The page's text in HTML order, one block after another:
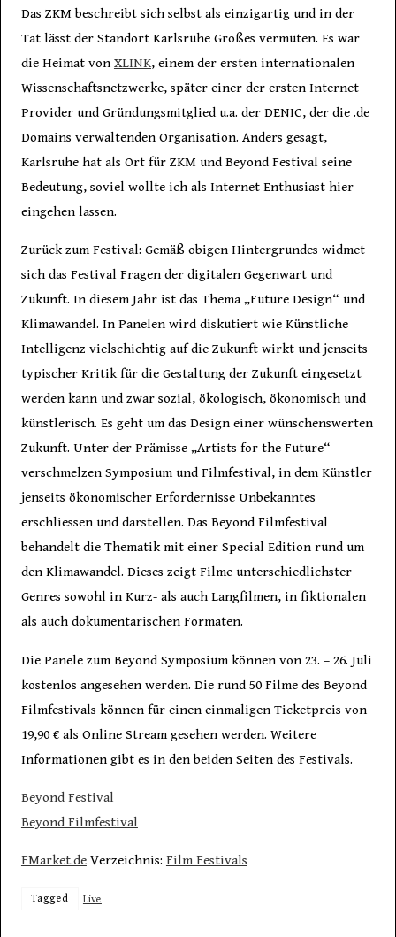
Das ZKM beschreibt sich selbst als einzigartig und in der
Tat lässt der Standort Karlsruhe Großes vermuten. Es war
die Heimat von XLINK, einem der ersten internationalen
Wissenschaftsnetzwerke, später einer der ersten Internet
Provider und Gründungsmitglied u.a. der DENIC, der die .de
Domains verwaltenden Organisation. Anders gesagt,
Karlsruhe hat als Ort für ZKM und Beyond Festival seine
Bedeutung, soviel wollte ich als Internet Enthusiast hier
eingehen lassen.
Zurück zum Festival: Gemäß obigen Hintergrundes widmet
sich das Festival Fragen der digitalen Gegenwart und
Zukunft. In diesem Jahr ist das Thema „Future Design“ und
Klimawandel. In Panelen wird diskutiert wie Künstliche
Intelligenz vielschichtig auf die Zukunft wirkt und jenseits
typischer Kritik für die Gestaltung der Zukunft eingesetzt
werden kann und zwar sozial, ökologisch, ökonomisch und
künstlerisch. Es geht um das Design einer wünschenswerten
Zukunft. Unter der Prämisse „Artists for the Future“
verschmelzen Symposium und Filmfestival, in dem Künstler
jenseits ökonomischer Erfordernisse Unbekanntes
erschliessen und darstellen. Das Beyond Filmfestival
behandelt die Thematik mit einer Special Edition rund um
den Klimawandel. Dieses zeigt Filme unterschiedlichster
Genres sowohl in Kurz- als auch Langfilmen, in fiktionalen
als auch dokumentarischen Formaten.
Die Panele zum Beyond Symposium können von 23. – 26. Juli
kostenlos angesehen werden. Die rund 50 Filme des Beyond
Filmfestivals können für einen einmaligen Ticketpreis von
19,90 € als Online Stream gesehen werden. Weitere
Informationen gibt es in den beiden Seiten des Festivals.
Beyond Festival
Beyond Filmfestival
FMarket.deVerzeichnis: Film Festivals
Tagged Live